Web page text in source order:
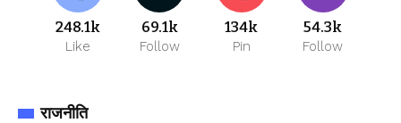
248.1k
Like
69.1k
Follow
134k
Pin
54.3k
Follow
राजनीति